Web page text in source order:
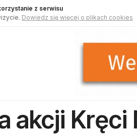
z serwisu
Dowiedz się więcej o plikach cookies
akcji Kręci